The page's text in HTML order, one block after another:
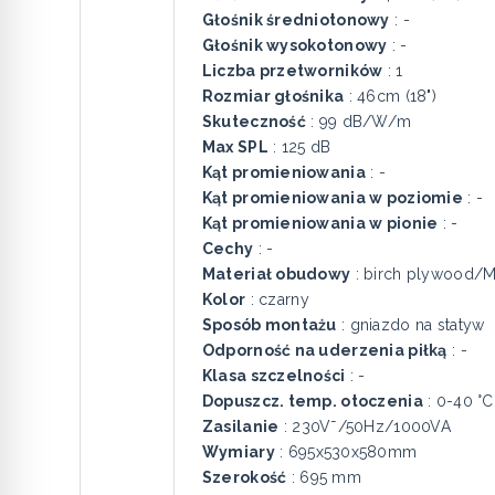
Głośnik średniotonowy : -
Głośnik wysokotonowy : -
Liczba przetworników : 1
Rozmiar głośnika : 46cm (18")
Skuteczność: 99 dB/W/m
Max SPL : 125 dB
Kąt promieniowania: -
Kąt promieniowania w poziomie : -
Kąt promieniowania w pionie : -
Cechy : -
Materiał obudowy : birch plywood/
Kolor : czarny
Sposób montażu : gniazdo na statyw
Odporność na uderzenia piłką : -
Klasa szczelności : -
Dopuszcz. temp. otoczenia: 0-40 °C
Zasilanie : 230V˜/50Hz/1000VA
Wymiary: 695x530x580mm
Szerokość : 695 mm